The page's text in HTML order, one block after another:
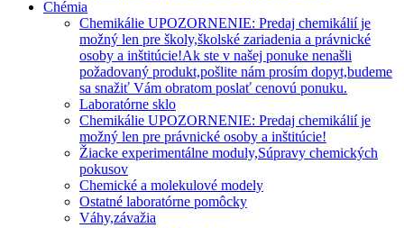
Chémia
Chemikálie UPOZORNENIE: Predaj chemikálií je
možný len pre školy,školské zariadenia a právnické
osoby a inštitúcie!Ak ste v našej ponuke nenašli
požadovaný produkt,pošlite nám prosím dopyt,budeme
sa snažiť Vám obratom poslať cenovú ponuku.
Laboratórne sklo
Chemikálie UPOZORNENIE: Predaj chemikálií je
možný len pre právnické osoby a inštitúcie!
Žiacke experimentálne moduly,Súpravy chemických
pokusov
Chemické a molekulové modely
Ostatné laboratórne pomôcky
Váhy,závažia